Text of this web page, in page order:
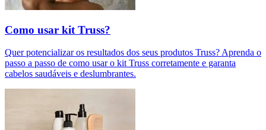
Como usar kit Truss?
Quer potencializar os resultados dos seus produtos Truss? Aprenda o
passo a passo de como usar o kit Truss corretamente e garanta
cabelos saudáveis e deslumbrantes.